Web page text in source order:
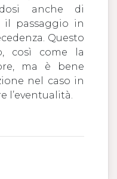
anche di
il passaggio in
Questo
così come la
ma è bene
nel caso in
l’eventualità.